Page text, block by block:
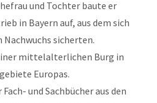
und Tochter baute er
in Bayern auf, aus dem sich
sicherten.
mittelalterlichen Burg in
Europas.
und Sachbücher aus den